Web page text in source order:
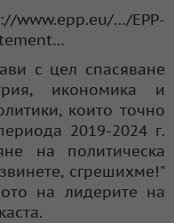
…/EPP-
с цел спасяване
икономика и
които точно
2019-2024 г.
на политическа
сгрешихме!"
на лидерите на